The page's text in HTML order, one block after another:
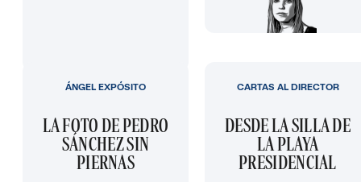
LA FOTO DE PEDRO
SÁNCHEZ SIN
PIERNAS
ÁNGEL EXPÓSITO
DESDE LA SILLA DE
LA PLAYA
PRESIDENCIAL
CARTAS AL DIRECTOR